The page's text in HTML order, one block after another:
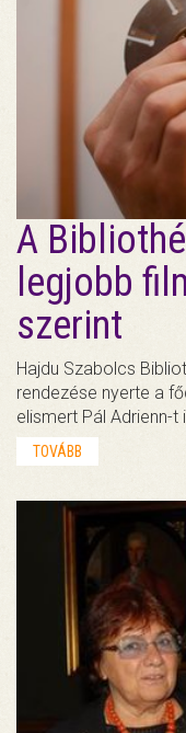
A
legjobb
szerint
Hajdu Szabolcs
rendezése nyerte a
elismert Pál Adrienn-t
TOVÁBB